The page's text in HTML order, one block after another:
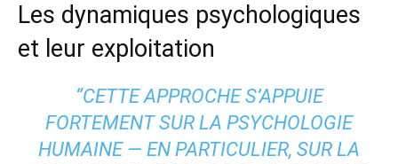
Les dynamiques psychologiques
et leur exploitation
“CETTE APPROCHE S’APPUIE
FORTEMENT SUR LA PSYCHOLOGIE
HUMAINE — EN PARTICULIER, SUR LA